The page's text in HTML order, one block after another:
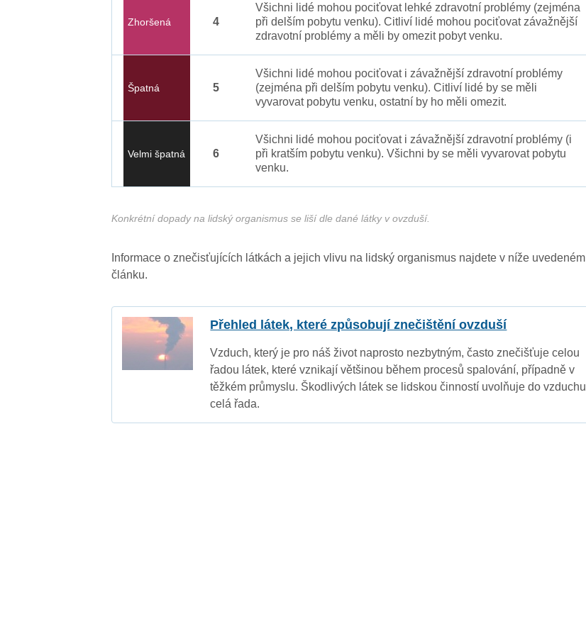
Zhoršená 4
Všichni lidé mohou pociťovat lehké zdravotní problémy (zejména
při delším pobytu venku). Citliví lidé mohou pociťovat závažnější
zdravotní problémy a měli by omezit pobyt venku.
Špatná 5
Všichni lidé mohou pociťovat i závažnější zdravotní problémy
(zejména při delším pobytu venku). Citliví lidé by se měli
vyvarovat pobytu venku, ostatní by ho měli omezit.
Velmi špatná 6
Všichni lidé mohou pociťovat i závažnější zdravotní problémy (i
při kratším pobytu venku). Všichni by se měli vyvarovat pobytu
venku.
Konkrétní dopady na lidský organismus se liší dle dané látky v ovzduší.
Informace o znečisťujících látkách a jejich vlivu na lidský organismus najdete v níže uvedeném
článku.
Přehled látek, které způsobují znečištění ovzduší
Vzduch, který je pro náš život naprosto nezbytným, často znečišťuje celou
řadou látek, které vznikají většinou během procesů spalování, případně v
těžkém průmyslu. Škodlivých látek se lidskou činností uvolňuje do vzduchu
celá řada.